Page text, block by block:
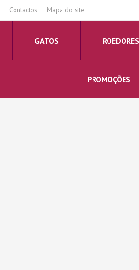
Contactos Mapa do site
GATOS ROEDORES
PROMOÇÕES